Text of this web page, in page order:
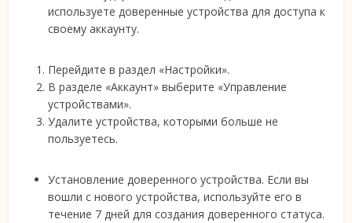
используете доверенные устройства для доступа к
своему аккаунту.
Перейдите в раздел «Настройки».
В разделе «Аккаунт» выберите «Управление
устройствами».
Удалите устройства, которыми больше не
пользуетесь.
Установление доверенного устройства. Если вы
вошли с нового устройства, используйте его в
течение 7 дней для создания доверенного статуса.